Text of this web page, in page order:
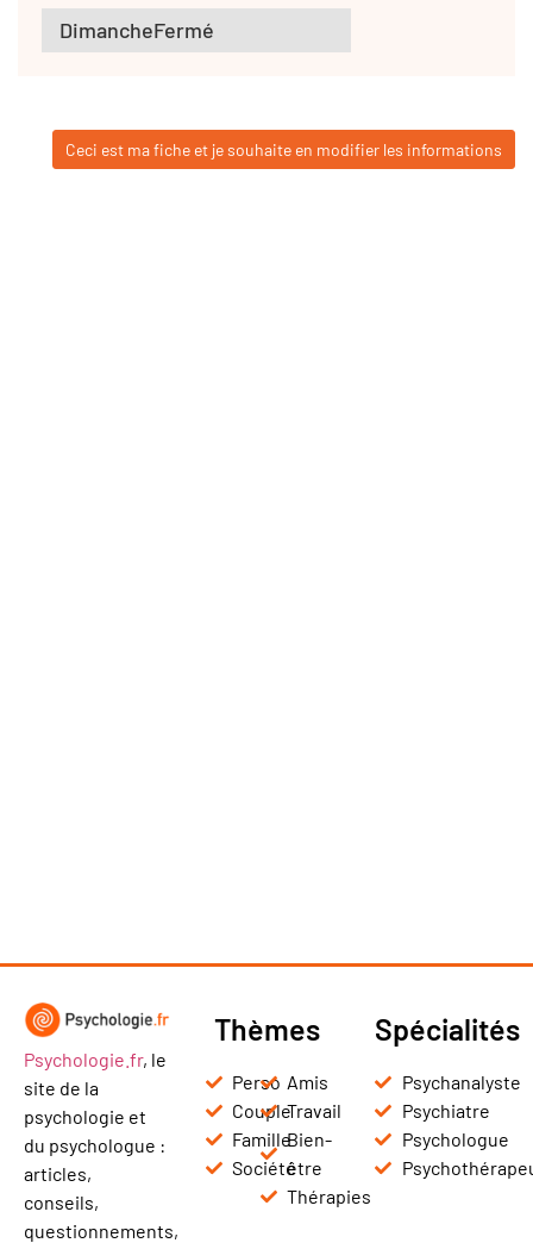
DimancheFermé
Ceci est ma fiche et je souhaite en modifier les informations
Psychologie.fr, le
site de la
psychologie et
du psychologue :
articles,
conseils,
questionnements,
Thèmes
Perso
Couple
Famille
Société
Amis
Travail
Bien-
être
Thérapies
Spécialités
Psychanalyste
Psychiatre
Psychologue